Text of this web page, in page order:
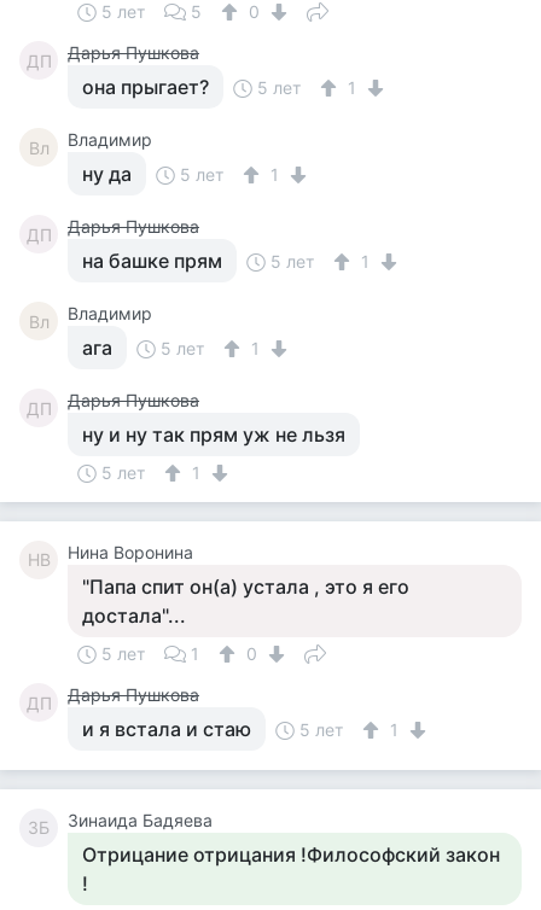
5 лет 5 0
ДП Дарья Пушкова
она прыгает? 5 лет 1
Вл Владимир
ну да 5 лет 1
ДП Дарья Пушкова
на башке прям 5 лет 1
Вл Владимир
ага 5 лет 1
ДП Дарья Пушкова
ну и ну так прям уж не льзя
5 лет 1
НВ Нина Воронина
"Папа спит он(а) устала , это я его
достала"...
5 лет 1 0
ДП Дарья Пушкова
и я встала и стаю 5 лет 1
ЗБ Зинаида Бадяева
Отрицание отрицания !Философский закон
!